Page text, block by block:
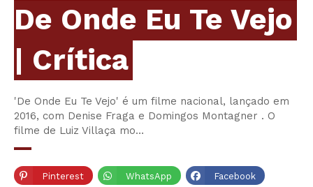
De Onde Eu Te Vejo
| Crítica
'De Onde Eu Te Vejo' é um filme nacional, lançado em
2016, com Denise Fraga e Domingos Montagner . O
filme de Luiz Villaça mo…
Pinterest WhatsApp Facebook